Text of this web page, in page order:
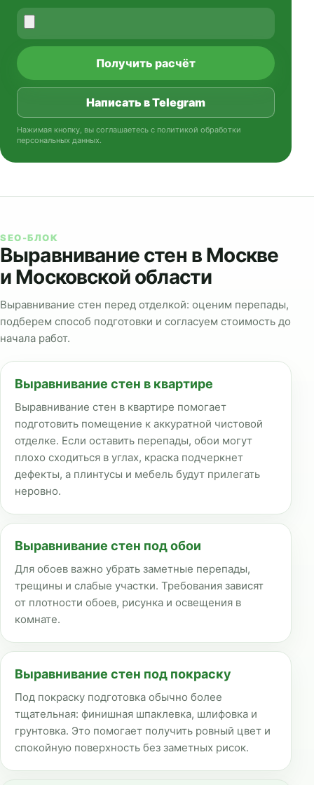
Получить расчёт
Написать в Telegram
Нажимая кнопку, вы соглашаетесь с политикой обработки
персональных данных.
SEO-БЛОК
Выравнивание стен в Москве
и Московской области
Выравнивание стен перед отделкой: оценим перепады,
подберем способ подготовки и согласуем стоимость до
начала работ.
Выравнивание стен в квартире
Выравнивание стен в квартире помогает
подготовить помещение к аккуратной чистовой
отделке. Если оставить перепады, обои могут
плохо сходиться в углах, краска подчеркнет
дефекты, а плинтусы и мебель будут прилегать
неровно.
Выравнивание стен под обои
Для обоев важно убрать заметные перепады,
трещины и слабые участки. Требования зависят
от плотности обоев, рисунка и освещения в
комнате.
Выравнивание стен под покраску
Под покраску подготовка обычно более
тщательная: финишная шпаклевка, шлифовка и
грунтовка. Это помогает получить ровный цвет и
спокойную поверхность без заметных рисок.